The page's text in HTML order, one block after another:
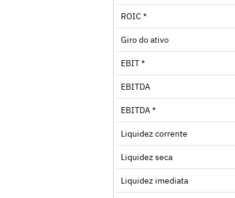
ROIC *
Giro do ativo
EBIT *
EBITDA
EBITDA *
Liquidez corrente
Liquidez seca
Liquidez imediata